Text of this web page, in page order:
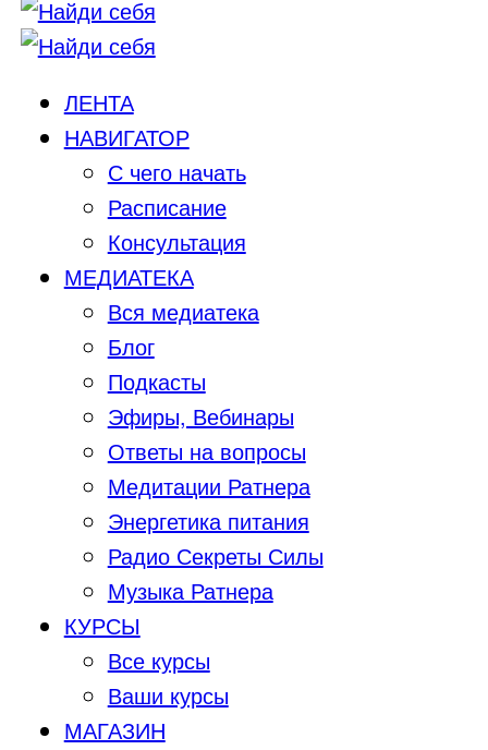
ЛЕНТА
НАВИГАТОР
С чего начать
Расписание
Консультация
МЕДИАТЕКА
Вся медиатека
Блог
Подкасты
Эфиры, Вебинары
Ответы на вопросы
Медитации Ратнера
Энергетика питания
Радио Секреты Силы
Музыка Ратнера
КУРСЫ
Все курсы
Ваши курсы
МАГАЗИН